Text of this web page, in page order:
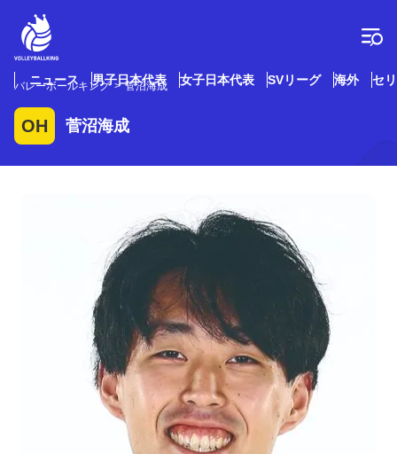
プ
ニュース 男子日本代表 女子日本代表 SVリーグ 海外 セ
バレーボールキング 菅沼海成
OH 菅沼海成